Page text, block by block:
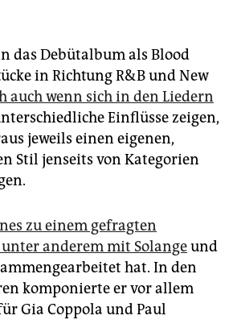
das Debütalbum als Blood
in Richtung R&B und New
auch wenn sich in den Liedern
Einflüsse zeigen,
jeweils einen eigenen,
Stil jenseits von Kategorien
zu einem gefragten
anderem mit Solangeund
hat. In den
komponierte er vor allem
Gia Coppola und Paul